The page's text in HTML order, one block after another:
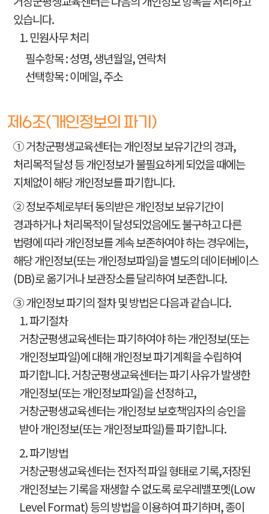
있습니다.
1. 민원사무 처리
필수항목 : 성명, 생년월일, 연락처
선택항목 : 이메일, 주소
제6조(개인정보의 파기)
① 거창군평생교육센터는 개인정보 보유기간의 경과,
처리목적 달성 등 개인정보가 불필요하게 되었을 때에는
지체없이 해당 개인정보를 파기합니다.
② 정보주체로부터 동의받은 개인정보 보유기간이
경과하거나 처리목적이 달성되었음에도 불구하고 다른
법령에 따라 개인정보를 계속 보존하여야 하는 경우에는,
해당 개인정보(또는 개인정보파일)을 별도의 데이터베이스
(DB)로 옮기거나 보관장소를 달리하여 보존합니다.
③ 개인정보 파기의 절차 및 방법은 다음과 같습니다.
1. 파기절차
거창군평생교육센터는 파기하여야 하는 개인정보(또는
개인정보파일)에 대해 개인정보 파기계획을 수립하여
파기합니다. 거창군평생교육센터는 파기 사유가 발생한
개인정보(또는 개인정보파일)을 선정하고,
거창군평생교육센터는 개인정보 보호책임자의 승인을
받아 개인정보(또는 개인정보파일)를 파기합니다.
2. 파기방법
거창군평생교육센터는 전자적 파일 형태로 기록,저장된
개인정보는 기록을 재생할 수 없도록 로우레밸포멧(Low
Level Format) 등의 방법을 이용하여 파기하며, 종이